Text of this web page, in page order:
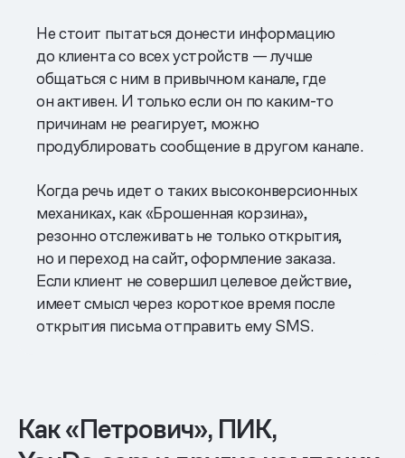
Не стоит пытаться донести информацию
до клиента со всех устройств — лучше
общаться с ним в привычном канале, где
он активен. И только если он по каким-то
причинам не реагирует, можно
продублировать сообщение в другом канале.
Когда речь идет о таких высоконверсионных
механиках, как «Брошенная корзина»,
резонно отслеживать не только открытия,
но и переход на сайт, оформление заказа.
Если клиент не совершил целевое действие,
имеет смысл через короткое время после
открытия письма отправить ему SMS.
Как «Петрович», ПИК,